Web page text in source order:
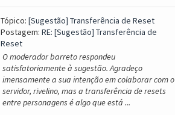
Tópico: [Sugestão] Transferência de Reset
Postagem: RE: [Sugestão] Transferência de
Reset
O moderador barreto respondeu
satisfatoriamente à sugestão. Agradeço
imensamente a sua intenção em colaborar com o
servidor, rivelino, mas a transferência de resets
entre personagens é algo que está ...